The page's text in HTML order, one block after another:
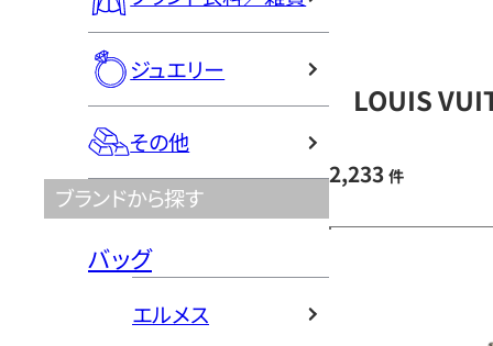
ジュエリー
その他
ブランドから探す
バッグ
エルメス
LOUIS
2,233 件